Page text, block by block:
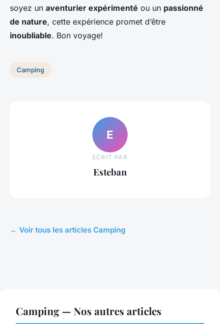
soyez un aventurier expérimenté ou un passionné
de nature, cette expérience promet d’être
inoubliable. Bon voyage!
Camping
E
ECRIT PAR
Esteban
← Voir tous les articles Camping
Camping — Nos autres articles